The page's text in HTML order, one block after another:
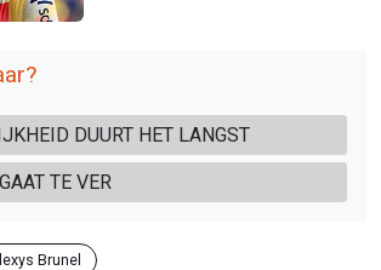
DUURT HET LANGST
TE VER
Brunel